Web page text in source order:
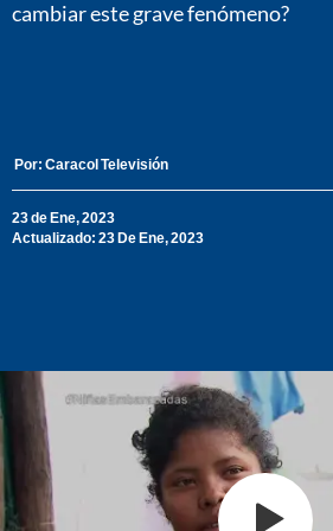
cambiar este grave fenómeno?
Por: Caracol Televisión
23 de Ene, 2023
Actualizado: 23 De Ene, 2023